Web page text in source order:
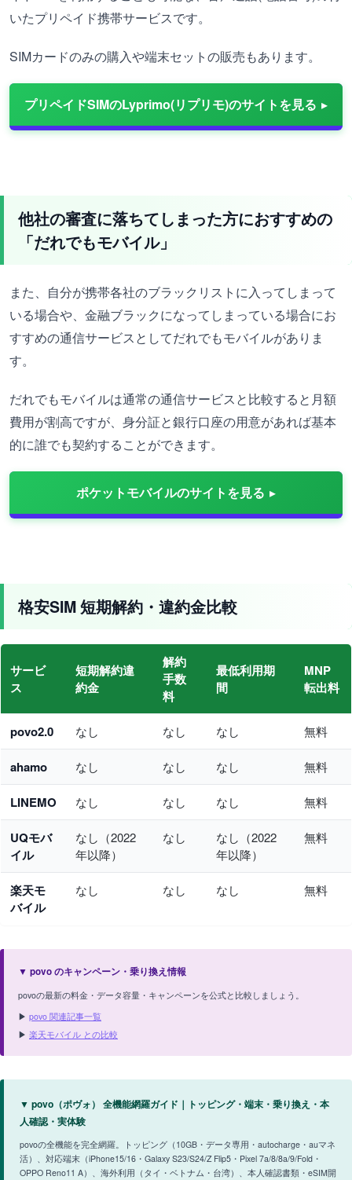
いたプリペイド携帯サービスです。
SIMカードのみの購入や端末セットの販売もあります。
プリペイドSIMのLyprimo(リプリモ)のサイトを見る
他社の審査に落ちてしまった方におすすめの
「だれでもモバイル」
また、自分が携帯各社のブラックリストに入ってしまって
いる場合や、金融ブラックになってしまっている場合にお
すすめの通信サービスとしてだれでもモバイルがありま
す。
だれでもモバイルは通常の通信サービスと比較すると月額
費用が割高ですが、身分証と銀行口座の用意があれば基本
的に誰でも契約することができます。
ポケットモバイルのサイトを見る
格安SIM 短期解約・違約金比較
サービ
ス
短期解約違
約金
解約
手数
料
最低利用期
間
MNP
転出料
povo2.0 なし なし なし 無料
ahamo なし なし なし 無料
LINEMO なし なし なし 無料
UQモバ
イル
なし（2022
年以降）
なし
なし（2022
年以降）
無料
楽天モ
バイル
なし なし なし 無料
▼ povo のキャンペーン・乗り換え情報
povoの最新の料金・データ容量・キャンペーンを公式と比較しましょう。
▶ povo 関連記事一覧
▶ 楽天モバイル との比較
▼ povo（ポヴォ） 全機能網羅ガイド｜トッピング・端末・乗り換え・本
人確認・実体験
povoの全機能を完全網羅。トッピング（10GB・データ専用・autocharge・auマネ
活）、対応端末（iPhone15/16・Galaxy S23/S24/Z Flip5・Pixel 7a/8/8a/9/Fold・
OPPO Reno11 A）、海外利用（タイ・ベトナム・台湾）、本人確認書類・eSIM開